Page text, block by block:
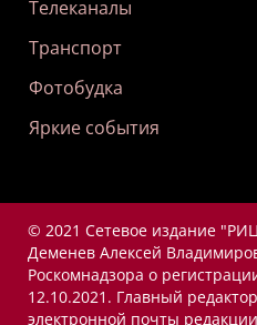
Телеканалы
Транспорт
Фотобудка
Яркие события
© 2021 Сетевое издание
Деменев Алексей
Роскомнадзора о
12.10.2021. Главный
электронной почты